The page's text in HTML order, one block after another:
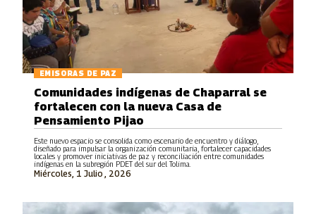
EMISORAS DE PAZ
Miércoles, 1 Julio , 2026
Comunidades indígenas de Chaparral se
fortalecen con la nueva Casa de
Pensamiento Pijao
Este nuevo espacio se consolida como escenario de encuentro y diálogo,
diseñado para impulsar la organización comunitaria, fortalecer capacidades
locales y promover iniciativas de paz y reconciliación entre comunidades
indígenas en la subregión PDET del sur del Tolima.